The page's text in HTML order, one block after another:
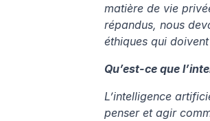
matière de vie
répandus, nous
éthiques qui
Qu’est-ce que
L’intelligence
penser et agir